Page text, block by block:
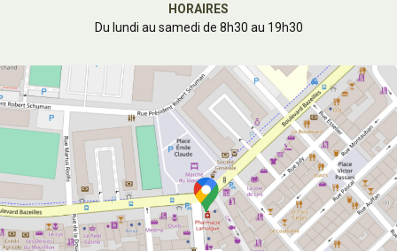
HORAIRES
Du lundi au samedi de 8h30 au 19h30